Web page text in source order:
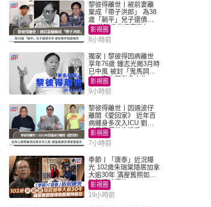
黎彼得離世丨被前妻離
棄成「帶子洪郎」 為38
歲「躺平」兒子還債多
年 曾盼尋伴侶度晚年
影視圈
8小時前
獨家丨黎彼得因病離世
享年76歲 鍾志光揭3月時
已中風 被封「鬼馬詞
人」與許冠傑多合作
影視圈
9小時前
黎彼得離世丨因通波仔
離開《愛回家》 近年百
病纏身多次入ICU 劉鑾
雄黃宗澤曾施援手
影視圈
7小時前
季節丨「唐泰」近況曝
光 102歲朱瑞棠隱居加拿
大逾30年 滿屋舊照如博
物館精神極佳
影視圈
19小時前